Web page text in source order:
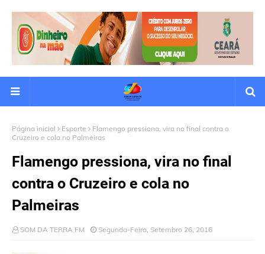
Página inicial Esporte
Flamengo pressiona, vira no final contra o
Cruzeiro e cola no Palmeiras
Flamengo pressiona, vira no final
contra o Cruzeiro e cola no
Palmeiras
SOM DA TERRA FM Segunda-Feira, Setembro 26, 2016